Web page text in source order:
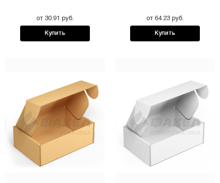
от 30.91 руб.
Купить
от 64.23 руб.
Купить